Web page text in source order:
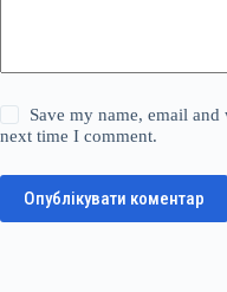
Save my name, email
next time I comment.
Опублікувати коментар